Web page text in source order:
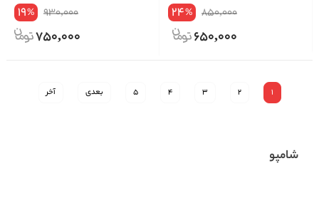
850,000
24%
650,000
930,000
19%
750,000
1
2
3
4
5 بعدی آخر
شامپو